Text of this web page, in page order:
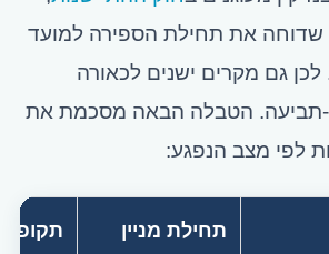
שדוחה את תחילת הספירה למועד
גם מקרים ישנים לכאורה
תביעה. הטבלה הבאה מסכמת את
לפי מצב הנפגע:
תחילת מניין
תקופת